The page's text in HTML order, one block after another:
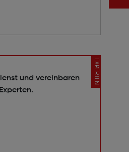
EXPERTEN
und vereinbaren